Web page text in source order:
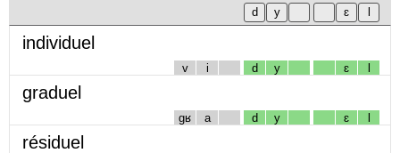
individuel
v i d y ɛ l
graduel
gʁ a d y ɛ l
résiduel